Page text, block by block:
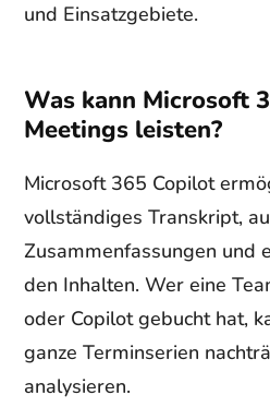
und Einsatzgebiete.
Was kann Microsoft
Meetings leisten?
Microsoft 365 Copilot
vollständiges Transkript,
Zusammenfassungen und
den Inhalten. Wer eine
oder Copilot gebucht hat,
ganze Terminserien
analysieren.